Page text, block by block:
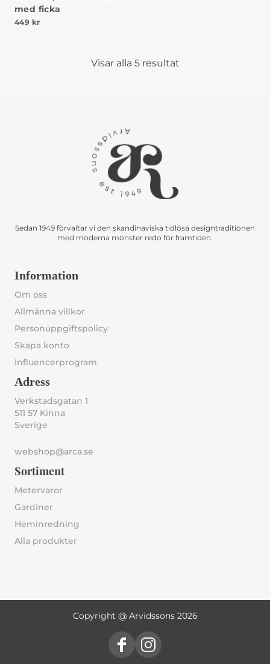
med ficka
449 kr
Visar alla 5 resultat
Sedan 1949 förvaltar vi den skandinaviska tidlösa designtraditionen
med moderna mönster redo för framtiden.
Information
Om oss
Allmänna villkor
Personuppgiftspolicy
Skapa konto
Influencerprogram
Adress
Verkstadsgatan 1
511 57 Kinna
Sverige
webshop@arca.se
Sortiment
Metervaror
Gardiner
Heminredning
Alla produkter
Copyright @ Arvidssons 2026